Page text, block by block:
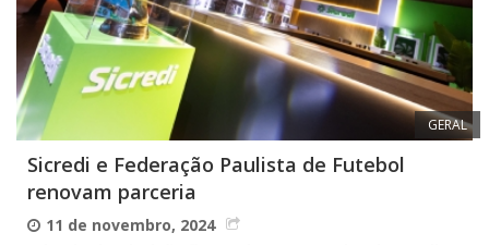
GERAL
Sicredi e Federação Paulista de Futebol
renovam parceria
11 de novembro, 2024